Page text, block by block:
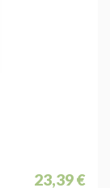
23,39 €